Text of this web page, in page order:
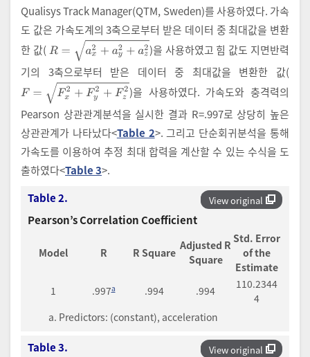
Qualisys Track Manager(QTM, Sweden)를 사용하였다. 가속
도 값은 가속도계의 3축으로부터 받은 데이터 중 최대값을 변환
한 값( R= ax ay2+az2
)을 사용하였고 힘 값도 지면반력
기의 3축으로부터 받은 데이터 중 최대값을 변환한 값(
F= Fx Fy2+Fz2
)을 사용하였다. 가속도와 충격력의
Pearson 상관관계분석을 실시한 결과 R=.997로 상당히 높은
상관관계가 나타났다<Table 2>. 그리고 단순회귀분석을 통해
가속도를 이용하여 추정 최대 합력을 계산할 수 있는 수식을 도
출하였다<Table 3>.
View original
Table 2.
Pearson’s Correlation Coefficient
Model R R Square
Adjusted R
Square
Std. Error
of the
Estimate
1
.997a .994 .994
110.2344
4
a. Predictors: (constant), acceleration
View original
Table 3.